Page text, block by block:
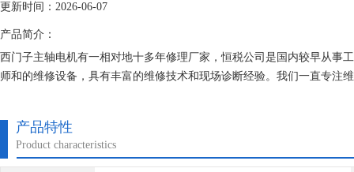
更新时间：2026-06-07
产品简介：
西门子主轴电机有一相对地十多年修理厂家，恒税公司是国内较早从事
师和的维修设备，具有丰富的维修技术和现场诊断经验。我们一直专注
产品特性
Product characteristics